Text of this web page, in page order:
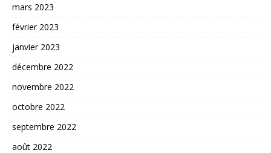
mars 2023
février 2023
janvier 2023
décembre 2022
novembre 2022
octobre 2022
septembre 2022
août 2022